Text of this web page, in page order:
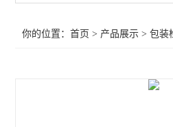
你的位置：首页 > 产品展示 >包装